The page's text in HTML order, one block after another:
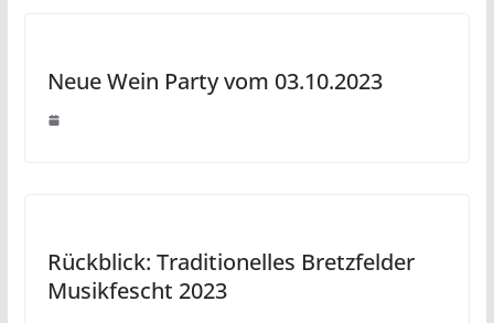
Neue Wein Party vom 03.10.2023
Rückblick: Traditionelles Bretzfelder
Musikfescht 2023